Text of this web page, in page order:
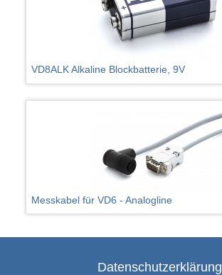
VD8ALK Alkaline Blockbatterie, 9V
Messkabel für VD6 - Analogline
Datenschutzerklärung